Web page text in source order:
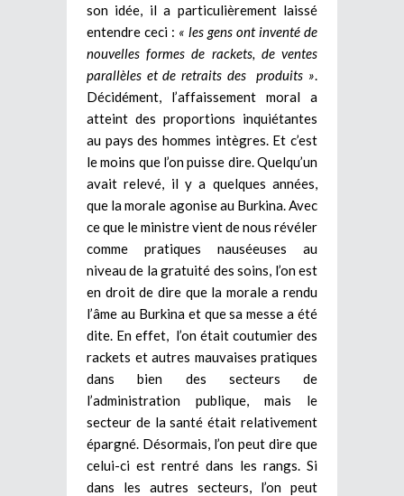
son idée, il a particulièrement laissé
entendre ceci : « les gens ont inventé de
nouvelles formes de rackets, de ventes
parallèles et de retraits des produits »
Décidément, l’affaissement moral a
atteint des proportions inquiétantes
au pays des hommes intègres. Et c’est
le moins que l’on puisse dire. Quelqu’un
avait relevé, il y a quelques années,
que la morale agonise au Burkina. Avec
ce que le ministre vient de nous révéler
comme pratiques nauséeuses au
niveau de la gratuité des soins, l’on est
en droit de dire que la morale a rendu
l’âme au Burkina et que sa messe a été
dite. En effet, l’on était coutumier des
rackets et autres mauvaises pratiques
dans bien des secteurs de
l’administration publique, mais le
secteur de la santé était relativement
épargné. Désormais, l’on peut dire que
celui-ci est rentré dans les rangs. Si
dans les autres secteurs, l’on peut